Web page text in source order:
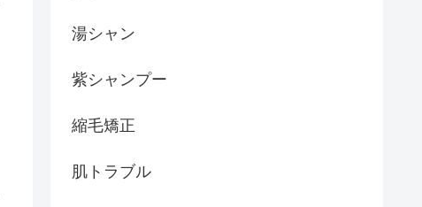
湯シャン
紫シャンプー
縮毛矯正
肌トラブル